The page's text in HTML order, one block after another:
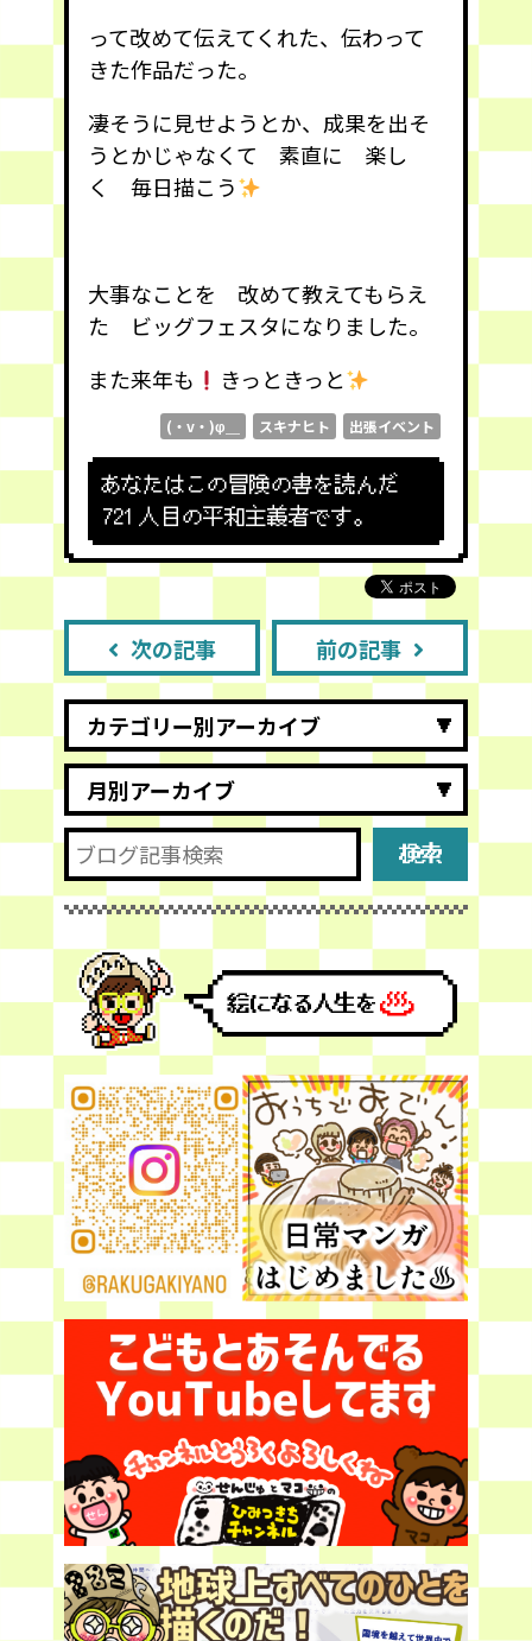
って改めて伝えてくれた、伝わって
きた作品だった。
凄そうに見せようとか、成果を出そ
うとかじゃなくて 素直に 楽し
く 毎日描こう
大事なことを 改めて教えてもらえ
た ビッグフェスタになりました。
また来年も
きっときっと
(・v・)φ＿ スキナヒト 出張イベント
あなたはこの冒険の書を読んだ
721 人目の平和主義者です。
次の記事 前の記事